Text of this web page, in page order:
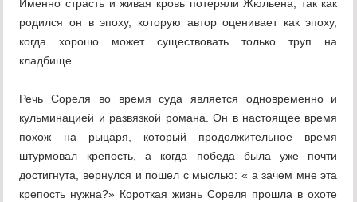
Именно страсть и живая кровь потеряли Жюльена, так как
родился он в эпоху, которую автор оценивает как эпоху,
когда хорошо может существовать только труп на
кладбище.
Речь Сореля во время суда является одновременно и
кульминацией и развязкой романа. Он в настоящее время
похож на рыцаря, который продолжительное время
штурмовал крепость, а когда победа была уже почти
достигнута, вернулся и пошел с мыслью: « а зачем мне эта
крепость нужна?» Короткая жизнь Сореля прошла в охоте